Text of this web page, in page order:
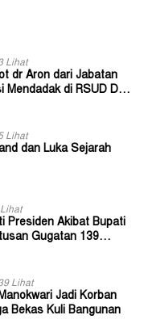
Lihat
dr Aron dari Jabatan
Mendadak di RSUD Dok
Lihat
dan Luka Sejarah
Presiden Akibat Bupati
Gugatan 139
Lihat
Jadi Korban
Bekas Kuli Bangunan